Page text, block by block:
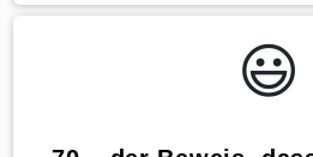
😃️